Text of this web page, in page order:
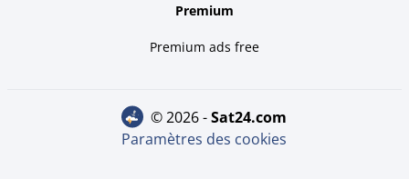
Premium
Premium ads free
© 2026 - sat24.com
Paramètres des cookies